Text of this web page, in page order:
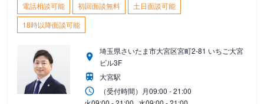
電話相談可能 初回面談無料
土日面談可能
18時以降面談可能
埼玉県さいたま市大宮区宮町2-81 いちご大宮
ビル3F
大宮駅
（受付時間） 月09:00 - 21:00